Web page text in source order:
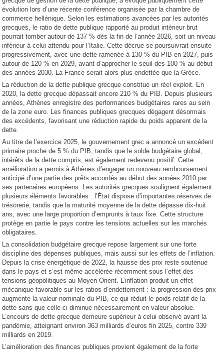
évolution lors d’une récente conférence organisée par la chambre de
commerce hellénique. Selon les estimations avancées par les autorités
grecques, le ratio de dette publique rapporté au produit intérieur brut
pourrait tomber autour de 137 % dès la fin de l’année 2026, soit un niveau
inférieur à celui attendu pour l’Italie. Cette décrue se poursuivrait ensuite
progressivement, avec une dette ramenée à 130 % du PIB en 2027, puis
autour de 120 % en 2029, avant d’approcher le seuil des 100 % au début
des années 2030. La France serait alors plus endettée que la Grèce.
La réduction de la dette publique grecque constitue un réel exploit. En
2020, la dette grecque dépassait encore 210 % du PIB. Depuis plusieurs
années, Athènes enregistre des performances budgétaires rares au sein
de la zone euro. Les finances publiques grecques dégagent désormais
des excédents, favorisant une réduction rapide du poids apparent de la
dette.
Au titre de l’exercice 2025, le gouvernement grec a annoncé un excédent
primaire proche de 5 % du PIB, tandis que le solde budgétaire global,
intérêts de la dette compris, est également redevenu positif. Cette
amélioration a permis à Athènes d’engager un nouveau remboursement
anticipé d’une partie des prêts accordés au début des années 2010 par
ses partenaires européens. Les autorités grecques soulignent également
plusieurs éléments favorables : l’État dispose d’importantes réserves de
trésorerie, tandis que la maturité moyenne de la dette dépasse dix-huit
ans, avec une large proportion d’emprunts à taux fixe. Cette structure
protège en partie le pays contre les tensions actuelles sur les marchés
obligataires.
La consolidation budgétaire grecque repose largement sur une forte
discipline des dépenses publiques, mais aussi sur les effets de l’inflation.
Depuis la crise énergétique de 2022, la hausse des prix reste soutenue
dans le pays et s’est même accélérée récemment sous l’effet des
tensions géopolitiques au Moyen-Orient. L’inflation produit un effet
mécanique favorable sur les ratios d’endettement : la progression des prix
augmente la valeur nominale du PIB, ce qui réduit le poids relatif de la
dette sans que celle-ci diminue nécessairement en valeur absolue.
L’encours de dette grecque demeure supérieur à celui observé avant la
pandémie, atteignant environ 363 milliards d’euros fin 2025, contre 339
milliards en 2019.
L’amélioration des finances publiques provient également de la forte